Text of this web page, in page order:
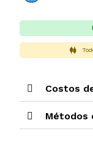
Costos
Métodos